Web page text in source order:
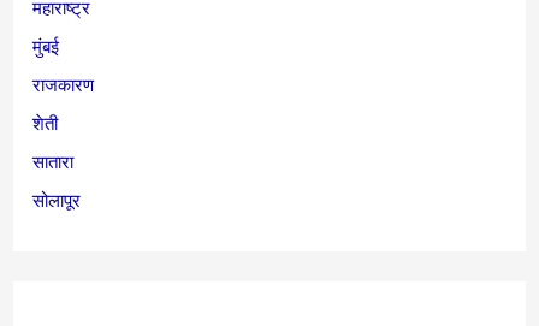
महाराष्ट्र
मुंबई
राजकारण
शेती
सातारा
सोलापूर